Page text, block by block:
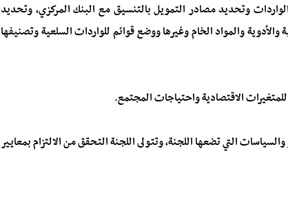
وتحديد مصادر التمويل بالتنسيق مع البنك المركزي، وتحديد
والمواد الخام وغيرها ووضع قوائم للواردات السلعية وتصنيفها
التي تضعها اللجنة، وتتولى اللجنة التحقق من الالتزام بمعايير